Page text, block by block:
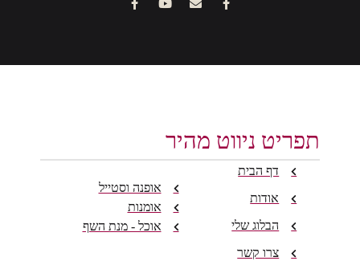
תפריט ניווט מהיר
דף הבית
אודות
הבלוג שלי
צרו קשר
אופנה וסטייל
אומנות
אוכל - מנת השף